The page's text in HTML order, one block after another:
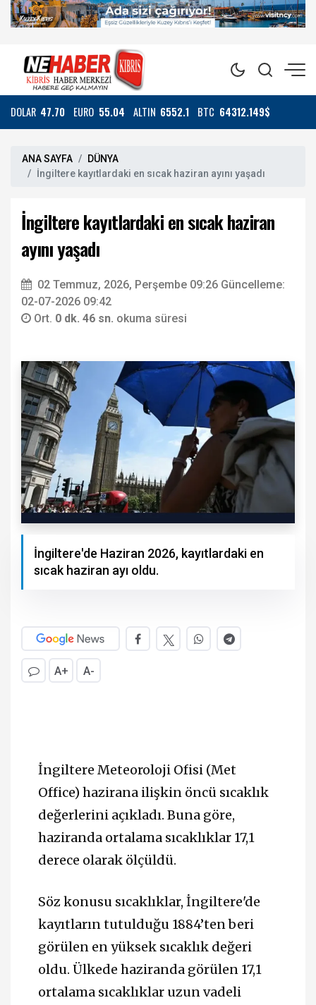
DOLAR 47.70 EURO 55.04 ALTIN 6552.1 BTC 64312.149$
ANA SAYFA
DÜNYA
İngiltere kayıtlardaki en sıcak haziran ayını yaşadı
İngiltere kayıtlardaki en sıcak haziran
ayını yaşadı
02 Temmuz, 2026, Perşembe 09:26 Güncelleme:
02-07-2026 09:42
Ort. 0 dk. 46 sn. okuma süresi
İngiltere'de Haziran 2026, kayıtlardaki en
sıcak haziran ayı oldu.
A+ A-
İngiltere Meteoroloji Ofisi (Met
Office) hazirana ilişkin öncü sıcaklık
değerlerini açıkladı. Buna göre,
haziranda ortalama sıcaklıklar 17,1
derece olarak ölçüldü.
Söz konusu sıcaklıklar, İngiltere'de
kayıtların tutulduğu 1884’ten beri
görülen en yüksek sıcaklık değeri
oldu. Ülkede haziranda görülen 17,1
ortalama sıcaklıklar uzun vadeli